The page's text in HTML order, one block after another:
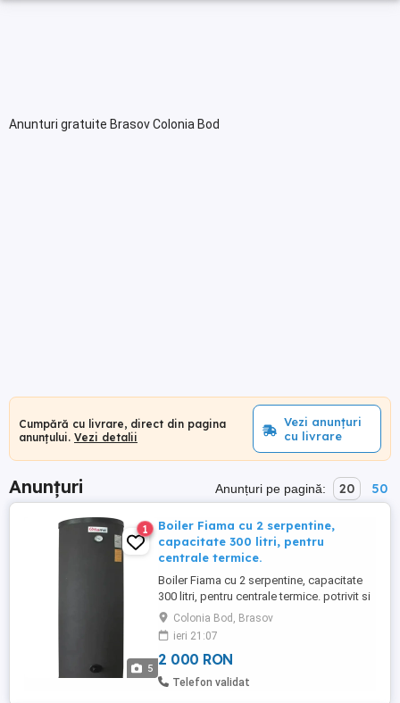
Anunturi gratuite Brasov Colonia Bod
Cumpără cu livrare, direct din pagina
anunțului. Vezi detalii
Vezi anunțuri
cu livrare
Anunțuri Anunțuri pe pagină: 20 50
5
1
Boiler Fiama cu 2 serpentine,
capacitate 300 litri, pentru
centrale termice.
Boiler Fiama cu 2 serpentine, capacitate
300 litri, pentru centrale termice. potrivit si
pentru instalații de încălzire,solare
producere de apă caldă în centrale
termice. Pentru montarea pe sol - stativ.
Pentru incalzire directa incalzire indirecta
cu energie sau sursa de energie
Colonia Bod, Brasov
ieri 21:07
2 000 RON
Telefon validat